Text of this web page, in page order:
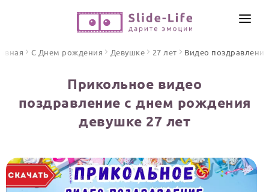
ПО ФОРМАТУ
Видео поздравления
Открытки
Стихи и тексты
ИНСТРУМЕНТЫ
ТЕКСТЫ И ИДЕИ
ОТЗЫВЫ
С Днем рождения Девушке 27 лет Видео поздравления
Прикольное видео
поздравление с днем рождения
девушке 27 лет